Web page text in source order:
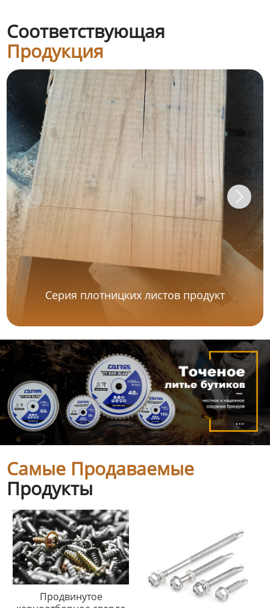
Соответствующая
Продукция
Серия плотницких листов продукт
Самые Продаваемые
Продукты
Продвинутое